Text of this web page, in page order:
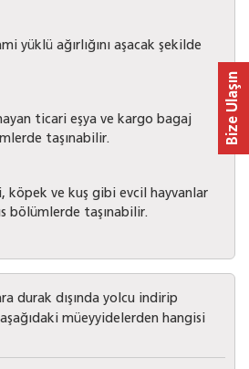
yüklü ağırlığını aşacak şekilde
ticari eşya ve kargo bagaj
taşınabilir.
köpek ve kuş gibi evcil hayvanlar
bölümlerde taşınabilir.
durak dışında yolcu indirip
müeyyidelerden hangisi
Bize Ulaşın